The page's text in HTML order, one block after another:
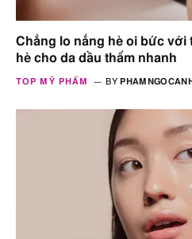
Chẳng lo nắng hè oi bức với
hè cho da dầu thấm nhanh
TOP MỸ PHẨM BY PHAMNGOCANH